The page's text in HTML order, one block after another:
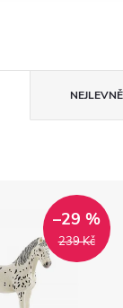
239 Kč
–29 %